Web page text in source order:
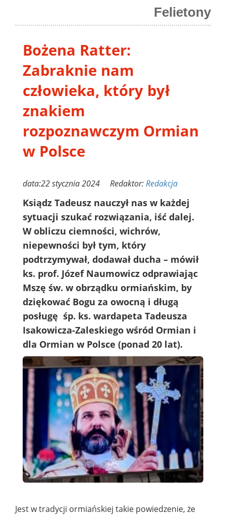
Felietony
Bożena Ratter:
Zabraknie nam
człowieka, który był
znakiem
rozpoznawczym Ormian
w Polsce
data:22 stycznia 2024 Redaktor:Redakcja
Ksiądz Tadeusz nauczył nas w każdej
sytuacji szukać rozwiązania, iść dalej.
W obliczu ciemności, wichrów,
niepewności był tym, który
podtrzymywał, dodawał ducha – mówił
ks. prof. Józef Naumowicz odprawiając
Mszę św. w obrządku ormiańskim, by
dziękować Bogu za owocną i długą
posługę śp. ks. wardapeta Tadeusza
Isakowicza-Zaleskiego wśród Ormian i
dla Ormian w Polsce (ponad 20 lat).
Jest w tradycji ormiańskiej takie powiedzenie, że